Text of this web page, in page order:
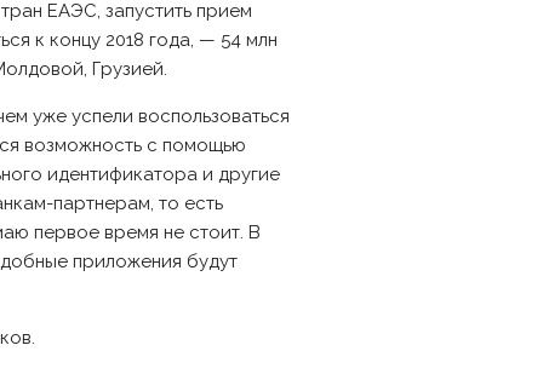
ЕАЭС, запустить прием
к концу 2018 года, — 54 млн
Грузией.
уже успели воспользоваться
возможность с помощью
идентификатора и другие
партнерам, то есть
первое время не стоит. В
приложения будут